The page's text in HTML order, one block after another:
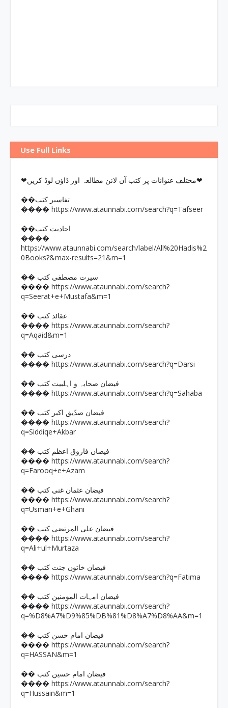
Use Full Links
❤مختلف عنوانات پر کتب آن لائن مطالعہ اور ڈاؤن لوڈ کریں❤
��تفاسیر کتب
���� https://www.ataunnabi.com/search?q=Tafseer
��احادیث کتب
����
https://www.ataunnabi.com/search/label/All%20Hadis%2
0Books?&max-results=21&m=1
�� سیرت مصطفی کتب
���� https://www.ataunnabi.com/search?
q=Seerat+e+Mustafa&m=1
�� عقائد کتب
���� https://www.ataunnabi.com/search?
q=Aqaid&m=1
�� درسی کتب
���� https://www.ataunnabi.com/search?q=Darsi
�� فیضان صحابہ و اہلبیت کتب
���� https://www.ataunnabi.com/search?q=Sahaba
�� فیضان صدّیق اکبر کتب
���� https://www.ataunnabi.com/search?
q=Siddiqe+Akbar
�� فیضان فاروق اعظم کتب
���� https://www.ataunnabi.com/search?
q=Farooq+e+Azam
�� فیضان عثمان غنی کتب
���� https://www.ataunnabi.com/search?
q=Usman+e+Ghani
�� فیضان علی المرتضی کتب
���� https://www.ataunnabi.com/search?
q=Ali+ul+Murtaza
�� فیضان خاتون جنت کتب
���� https://www.ataunnabi.com/search?q=Fatima
�� فیضان امہات المومنین کتب
���� https://www.ataunnabi.com/search?
q=%D8%A7%D9%85%DB%81%D8%A7%D8%AA&m=1
�� فیضان امام حسن کتب
���� https://www.ataunnabi.com/search?
q=HASSAN&m=1
�� فیضان امام حسین کتب
���� https://www.ataunnabi.com/search?
q=Hussain&m=1